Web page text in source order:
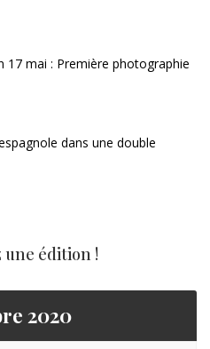
17 mai : Première photographie
dans une double
une édition !
2020